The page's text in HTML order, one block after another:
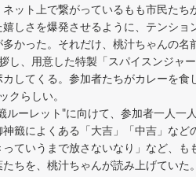
ット上で繋がっているもも市民たち
しさを爆発させるように、テンショ
かった。それだけ、桃汁ちゃんの名
、用意した特製「スパイスンジャ
してくる。参加者たちがカレーを
クらしい。
ーレット"に向けて、参加者一人一
籤によくある「大吉」「中吉」な
ていうまで放さないなり」など、
ちを、桃汁ちゃんが読み上げていた。